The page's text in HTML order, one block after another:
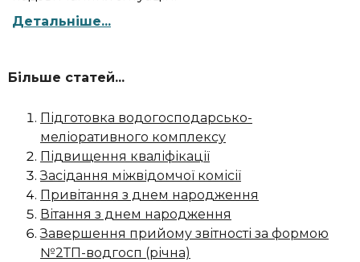
Детальніше...
Більше статей...
Підготовка водогосподарсько-
меліоративного комплексу
Підвищення кваліфікації
Засідання міжвідомчої комісії
Привітання з днем народження
Вітання з днем народження
Завершення прийому звітності за формою
№2ТП-водгосп (річна)